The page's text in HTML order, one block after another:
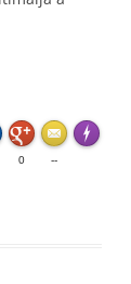
0 --
Made with